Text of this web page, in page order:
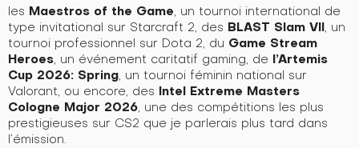
les Maestros of the Game, un tournoi international de
type invitational sur Starcraft 2, des BLAST Slam VII, un
tournoi professionnel sur Dota 2, du Game Stream
Heroes, un événement caritatif gaming, de l’Artemis
Cup 2026: Spring, un tournoi féminin national sur
Valorant, ou encore, des Intel Extreme Masters
Cologne Major 2026, une des compétitions les plus
prestigieuses sur CS2 que je parlerais plus tard dans
l’émission.